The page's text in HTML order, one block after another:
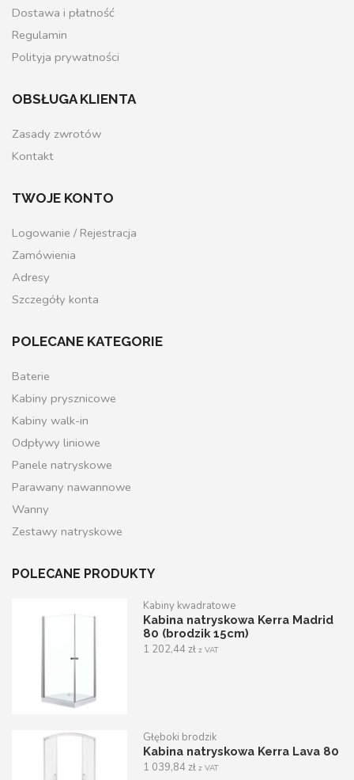
Dostawa i płatność
Regulamin
Polityja prywatności
OBSŁUGA KLIENTA
Zasady zwrotów
Kontakt
TWOJE KONTO
Logowanie / Rejestracja
Zamówienia
Adresy
Szczegóły konta
POLECANE KATEGORIE
Baterie
Kabiny prysznicowe
Kabiny walk-in
Odpływy liniowe
Panele natryskowe
Parawany nawannowe
Wanny
Zestawy natryskowe
POLECANE PRODUKTY
Kabiny kwadratowe
Kabina natryskowa Kerra Madrid
80 (brodzik 15cm)
1 202,44zł z VAT
Głęboki brodzik
Kabina natryskowa Kerra Lava 80
1 039,84zł z VAT